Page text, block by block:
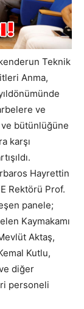
Teknik
Anma,
ve
bütünlüğüne
karşı
Hayrettin
Rektörü Prof.
panele;
Kaymakamı
Aktaş,
Kutlu,
diğer
personeli